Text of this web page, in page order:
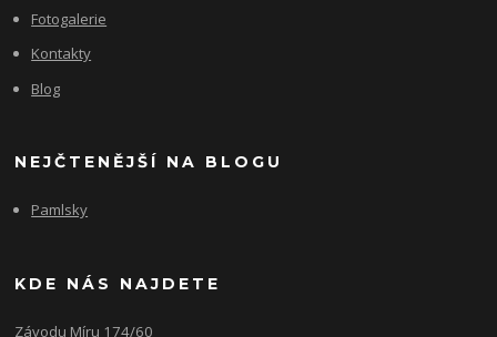
Fotogalerie
Kontakty
Blog
NEJČTENĚJŠÍ NA BLOGU
Pamlsky
KDE NÁS NAJDETE
Závodu Míru 174/60